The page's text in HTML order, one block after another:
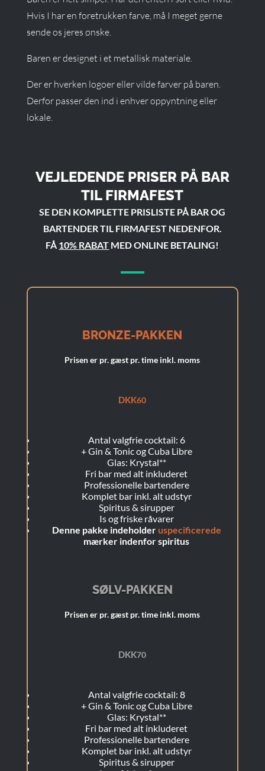
Hvis I har en foretrukken farve, må I meget gerne
sende os jeres ønske.
Baren er designet i et metallisk materiale.
Der er hverken logoer eller vilde farver på baren.
Derfor passer den ind i enhver oppyntning eller
lokale.
VEJLEDENDE PRISER PÅ BAR
TIL FIRMAFEST
SE DEN KOMPLETTE PRISLISTE PÅ BAR OG
BARTENDER TIL FIRMAFEST NEDENFOR.
FÅ 10% RABAT MED ONLINE BETALING!
BRONZE-PAKKEN
Prisen er pr. gæst pr. time inkl. moms
DKK60
Antal valgfrie cocktail: 6
+Gin & Tonic og Cuba Libre
Glas: Krystal**
Fri bar med alt inkluderet
Professionelle bartendere
Komplet bar inkl. alt udstyr
Spiritus & sirupper
Is og friske råvarer
Denne pakke indeholder uspecificerede
mærker indenfor spiritus
SØLV-PAKKEN
Prisen er pr. gæst pr. time inkl. moms
DKK70
Antal valgfrie cocktail: 8
+Gin & Tonic og Cuba Libre
Glas: Krystal**
Fri bar med alt inkluderet
Professionelle bartendere
Komplet bar inkl. alt udstyr
Spiritus & sirupper